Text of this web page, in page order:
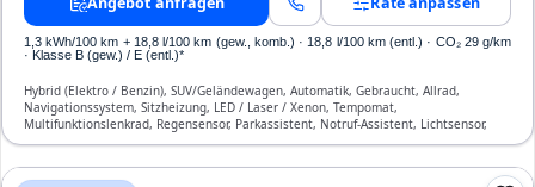
1,3 kWh/100 km + 18,8 l/100 km (gew., komb.) · 18,8 l/100 km (entl.) · CO₂ 29 g/km
· Klasse B (gew.) / E (entl.)*
Hybrid (Elektro / Benzin), SUV/Geländewagen, Automatik, Gebraucht, Allrad,
Navigationssystem, Sitzheizung, LED / Laser / Xenon, Tempomat,
Multifunktionslenkrad, Regensensor, Parkassistent, Notruf-Assistent, Lichtsensor,
Head Up Display, Start/Stopp-Automatik, Bluetooth, Freisprecheinrichtung,